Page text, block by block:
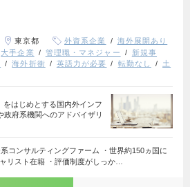
東京都 外資系企業
海外展開あり
大手企業 管理職・マネジャー
新規事
海外折衝 英語力が必要 転勤なし
土
をはじめとする国内外インフ
府系機関へのアドバイザリ
コンサルティングファーム ・世界約150ヵ国に
リスト在籍 ・評価制度がしっか…